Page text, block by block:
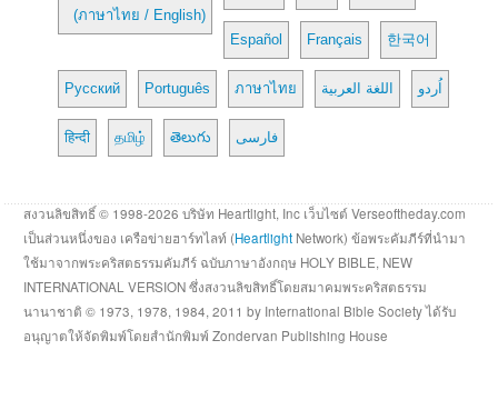
(ภาษาไทย / English)
Español Français 한국어
Русский Português ภาษาไทย اللغة العربية اُردو
हिन्दी தமிழ் తెలుగు فارسی
สงวนลิขสิทธิ์ © 1998-2026 บริษัท Heartlight, Inc เว็บไซต์ Verseoftheday.com
เป็นส่วนหนึ่งของ เครือข่ายฮาร์ทไลท์ (Heartlight Network) ข้อพระคัมภีร์ที่นำมา
ใช้มาจากพระคริสตธรรมคัมภีร์ ฉบับภาษาอังกฤษ HOLY BIBLE, NEW
INTERNATIONAL VERSION ซึ่งสงวนลิขสิทธิ์โดยสมาคมพระคริสตธรรม
นานาชาติ © 1973, 1978, 1984, 2011 by International Bible Society ได้รับ
อนุญาตให้จัดพิมพ์โดยสำนักพิมพ์ Zondervan Publishing House